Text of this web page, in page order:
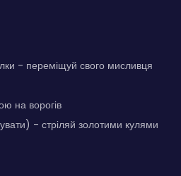
- переміщуй свого мисливця
на ворогів
- стріляй золотими кулями